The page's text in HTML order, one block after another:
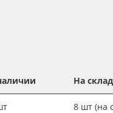
На
8 шт (на